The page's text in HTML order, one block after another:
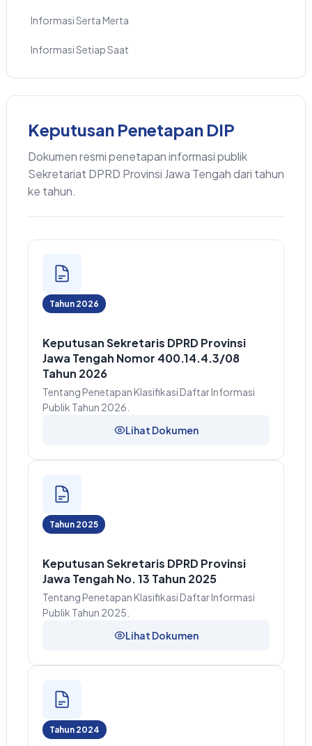
Informasi Serta Merta
Informasi Setiap Saat
Keputusan Penetapan DIP
Dokumen resmi penetapan informasi publik
Sekretariat DPRD Provinsi Jawa Tengah dari tahun
ke tahun.
Tahun 2026
Keputusan Sekretaris DPRD Provinsi
Jawa Tengah Nomor 400.14.4.3/08
Tahun 2026
Tentang Penetapan Klasifikasi Daftar Informasi
Publik Tahun 2026.
Lihat Dokumen
Tahun 2025
Keputusan Sekretaris DPRD Provinsi
Jawa Tengah No. 13 Tahun 2025
Tentang Penetapan Klasifikasi Daftar Informasi
Publik Tahun 2025.
Lihat Dokumen
Tahun 2024